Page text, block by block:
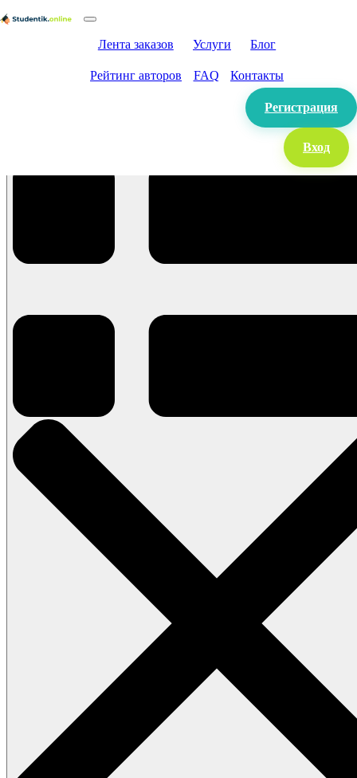
Лента заказов Услуги Блог
Рейтинг авторов FAQ Контакты
Регистрация
Вход